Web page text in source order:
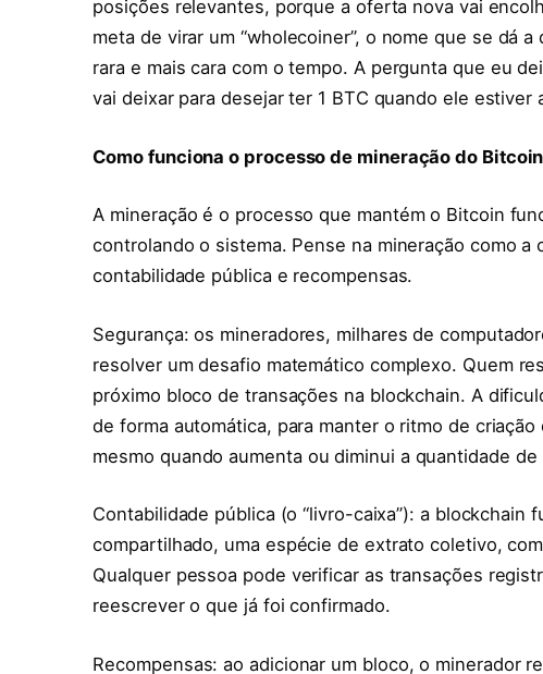
posições relevantes, porque a oferta nova vai
meta de virar um “wholecoiner”, o nome que se dá
rara e mais cara com o tempo. A pergunta que eu
vai deixar para desejar ter 1 BTC quando ele estiver
Como funciona o processo de mineração do
A mineração é o processo que mantém o Bitcoin
controlando o sistema. Pense na mineração como a
contabilidade pública e recompensas.
Segurança: os mineradores, milhares de
resolver um desafio matemático complexo. Quem
próximo bloco de transações na blockchain. A
de forma automática, para manter o ritmo de
mesmo quando aumenta ou diminui a quantidade
Contabilidade pública (o “livro-caixa”): a blockchain
compartilhado, uma espécie de extrato coletivo,
Qualquer pessoa pode verificar as transações
reescrever o que já foi confirmado.
Recompensas: ao adicionar um bloco, o minerador